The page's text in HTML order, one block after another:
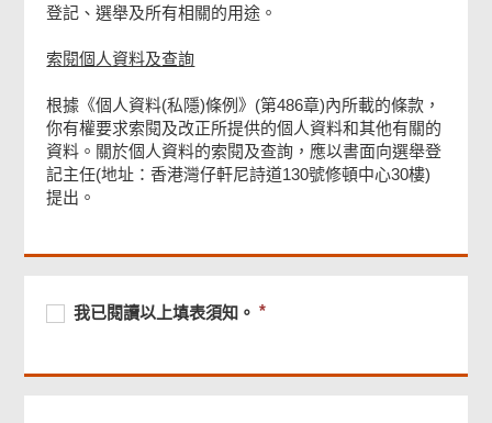
登記、選舉及所有相關的用途。
索閱個人資料及查詢
根據《個人資料(私隱)條例》(第486章)內所載的條款，
你有權要求索閱及改正所提供的個人資料和其他有關的
資料。關於個人資料的索閱及查詢，應以書面向選舉登
記主任(地址：香港灣仔軒尼詩道130號修頓中心30樓)
提出。
我
讀
必
供
我已閱讀以上填表須知。
必
供
菜